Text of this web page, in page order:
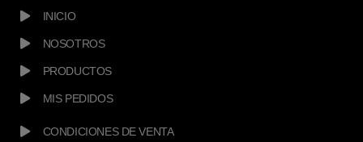
INICIO
NOSOTROS
PRODUCTOS
MIS PEDIDOS
CONDICIONES DE VENTA